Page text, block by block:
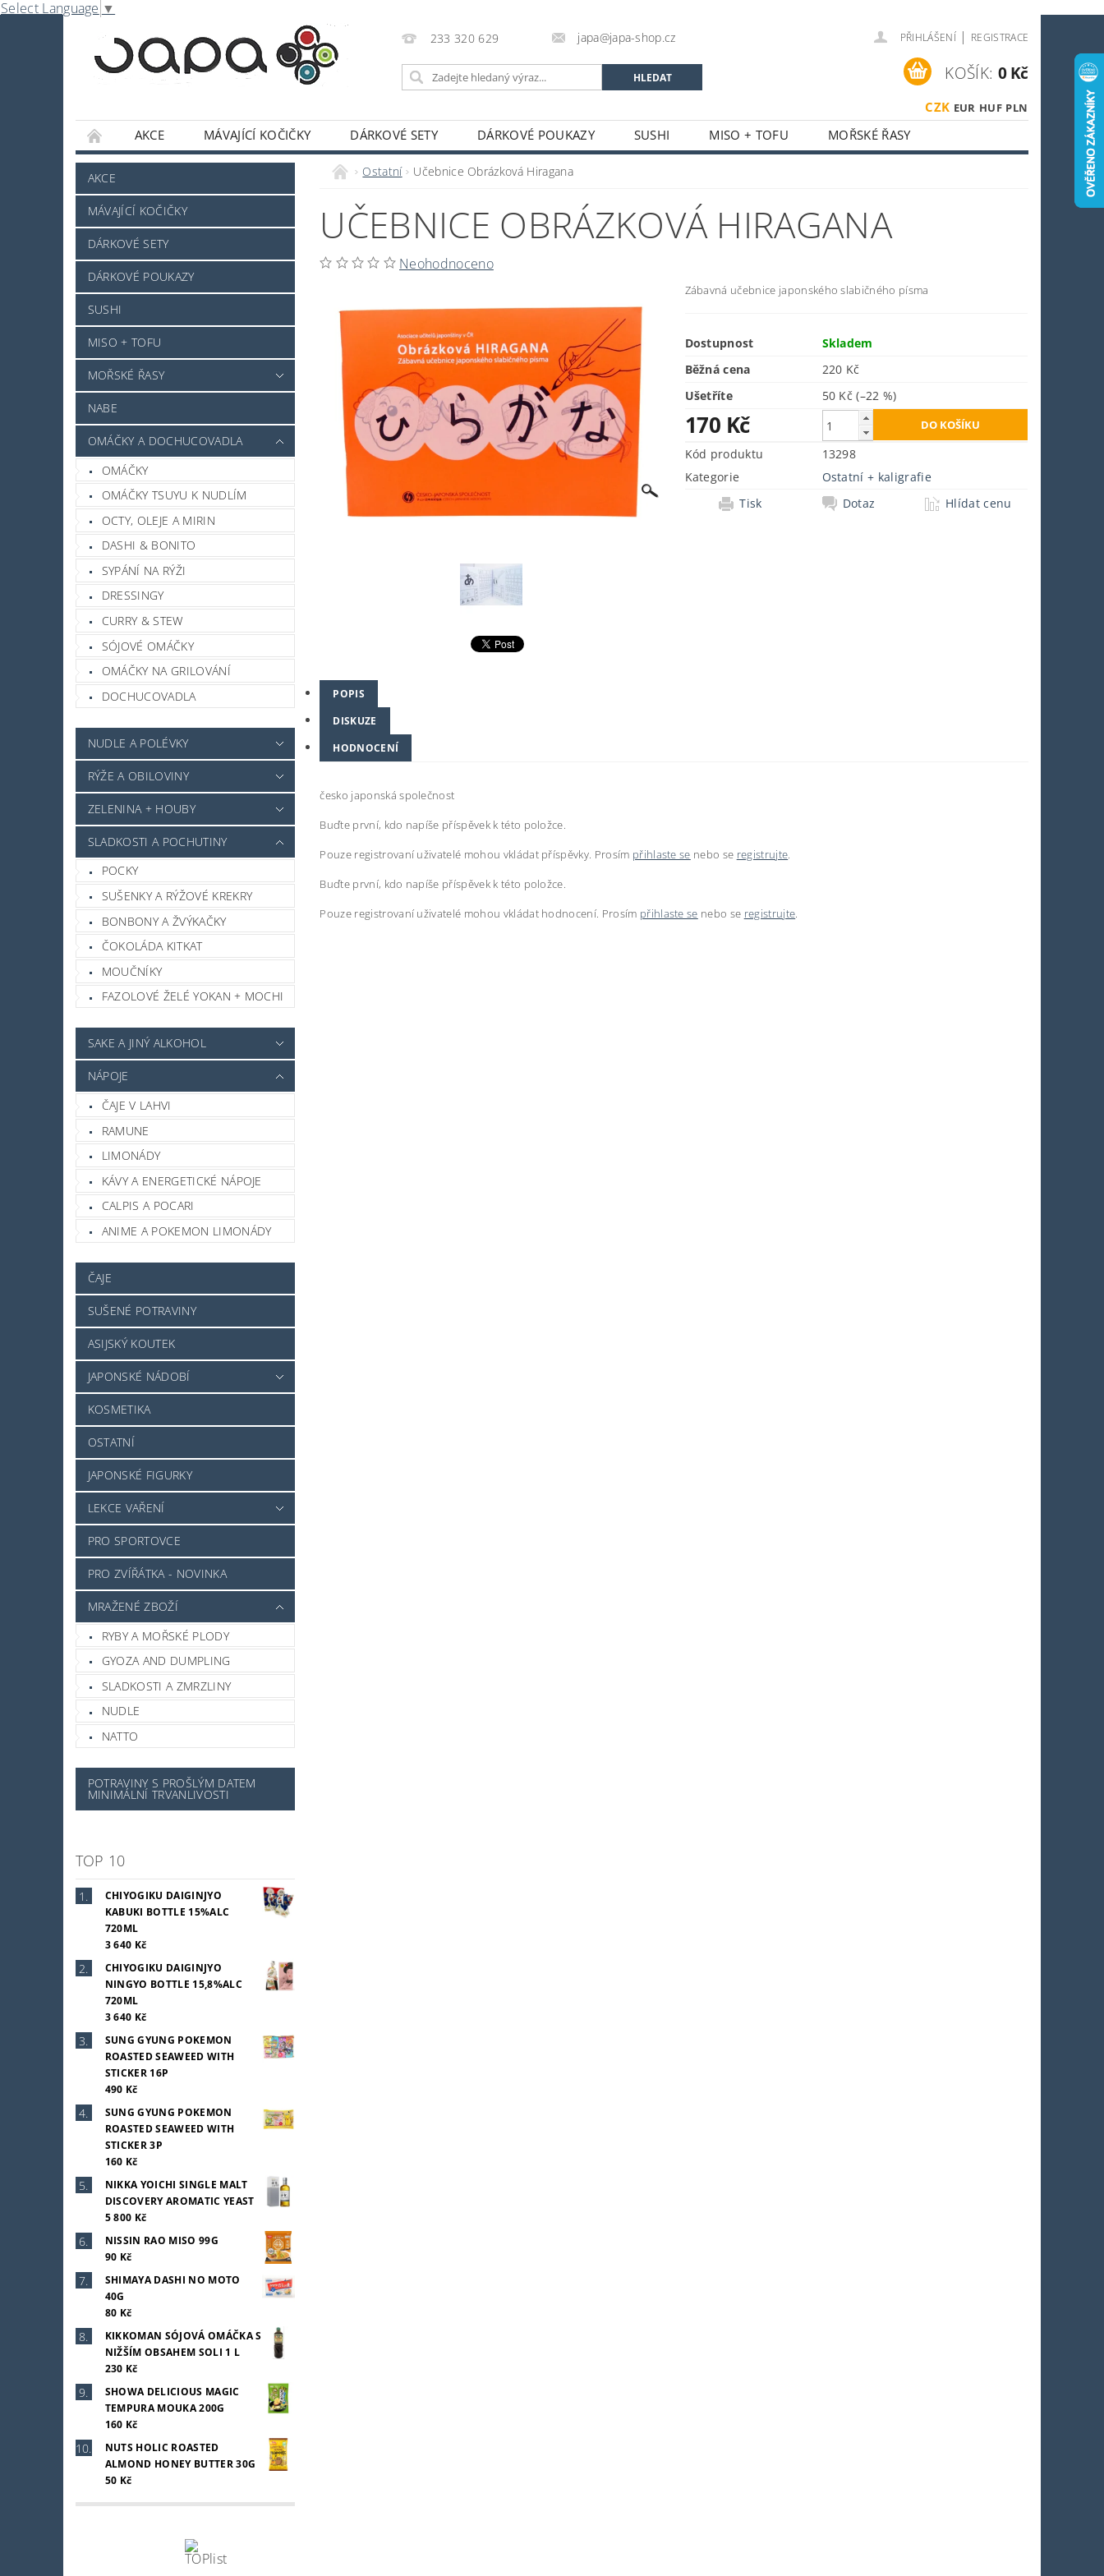
Select Language ▼
233 320 629 japa@japa-shop.cz PŘIHLÁŠENÍ | REGISTRACE
CZK EUR HUF PLN
KOŠÍK: 0 Kč
AKCE MÁVAJÍCÍ KOČIČKY DÁRKOVÉ SETY DÁRKOVÉ POUKAZY SUSHI MISO + TOFU
MOŘSKÉ ŘASY
NABE
OMÁČKY A DOCHUCOVADLA NUDLE A POLÉVKY RÝŽE A OBILOVINY
SLADKOSTI A POCHUTINY
SAKE A JINÝ ALKOHOL
JAPONSKÉ NÁDOBÍ
KOSMETIKA OSTATNÍ JAPONSKÉ FIGURKY LEKCE VAŘENÍ
PRO SPORTOVCE
PRO ZVÍŘÁTKA - NOVINKA
MRAŽENÉ ZBOŽÍ
NAPIŠTE NÁM
AKCE
MÁVAJÍCÍ KOČIČKY
DÁRKOVÉ SETY
DÁRKOVÉ POUKAZY
SUSHI
MISO + TOFU
MOŘSKÉ ŘASY
NABE
OMÁČKY A DOCHUCOVADLA
OMÁČKY
OMÁČKY TSUYU K NUDLÍM
OCTY, OLEJE A MIRIN
DASHI & BONITO
SYPÁNÍ NA RÝŽI
DRESSINGY
CURRY & STEW
SÓJOVÉ OMÁČKY
OMÁČKY NA GRILOVÁNÍ
DOCHUCOVADLA
NUDLE A POLÉVKY
RÝŽE A OBILOVINY
ZELENINA + HOUBY
SLADKOSTI A POCHUTINY
POCKY
SUŠENKY A RÝŽOVÉ KREKRY
BONBONY A ŽVÝKAČKY
ČOKOLÁDA KITKAT
MOUČNÍKY
FAZOLOVÉ ŽELÉ YOKAN + MOCHI
SAKE A JINÝ ALKOHOL
NÁPOJE
ČAJE V LAHVI
RAMUNE
LIMONÁDY
KÁVY A ENERGETICKÉ NÁPOJE
CALPIS A POCARI
ANIME A POKEMON LIMONÁDY
ČAJE
SUŠENÉ POTRAVINY
ASIJSKÝ KOUTEK
JAPONSKÉ NÁDOBÍ
KOSMETIKA
OSTATNÍ
JAPONSKÉ FIGURKY
LEKCE VAŘENÍ
PRO SPORTOVCE
PRO ZVÍŘÁTKA - NOVINKA
MRAŽENÉ ZBOŽÍ
RYBY A MOŘSKÉ PLODY
GYOZA AND DUMPLING
SLADKOSTI A ZMRZLINY
NUDLE
NATTO
POTRAVINY S PROŠLÝM DATEM
MINIMÁLNÍ TRVANLIVOSTI
TOP 10
CHIYOGIKU DAIGINJYO
KABUKI BOTTLE 15%ALC
720ML
3 640 Kč
CHIYOGIKU DAIGINJYO
NINGYO BOTTLE 15,8%ALC
720ML
3 640 Kč
SUNG GYUNG POKEMON
ROASTED SEAWEED WITH
STICKER 16P
490 Kč
SUNG GYUNG POKEMON
ROASTED SEAWEED WITH
STICKER 3P
160 Kč
NIKKA YOICHI SINGLE MALT
DISCOVERY AROMATIC YEAST
5 800 Kč
NISSIN RAO MISO 99G
90 Kč
SHIMAYA DASHI NO MOTO
40G
80 Kč
KIKKOMAN SÓJOVÁ OMÁČKA S
NIŽŠÍM OBSAHEM SOLI 1 L
230 Kč
SHOWA DELICIOUS MAGIC
TEMPURA MOUKA 200G
160 Kč
NUTS HOLIC ROASTED
ALMOND HONEY BUTTER 30G
50 Kč
Ostatní Učebnice Obrázková Hiragana
UČEBNICE OBRÁZKOVÁ HIRAGANA
Neohodnoceno
Zábavná učebnice japonského slabičného písma
Dostupnost
Skladem
Běžná cena
220 Kč
Ušetříte
50 Kč(–22 %)
170 Kč
Kód produktu
13298
Kategorie
Ostatní + kaligrafie
Tisk
Dotaz Hlídat cenu
POPIS
DISKUZE
HODNOCENÍ
česko japonská společnost
Buďte první, kdo napíše příspěvek k této položce.
Pouze registrovaní uživatelé mohou vkládat příspěvky. Prosím přihlaste se nebo se registrujte.
Buďte první, kdo napíše příspěvek k této položce.
Pouze registrovaní uživatelé mohou vkládat hodnocení. Prosím přihlaste se nebo se registrujte.